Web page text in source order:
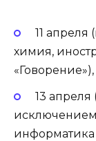
11 апреля
химия,
13 апреля
исключением
информатика